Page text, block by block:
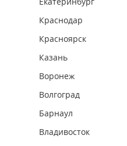
Краснодар
Красноярск
Казань
Воронеж
Волгоград
Барнаул
Владивосток